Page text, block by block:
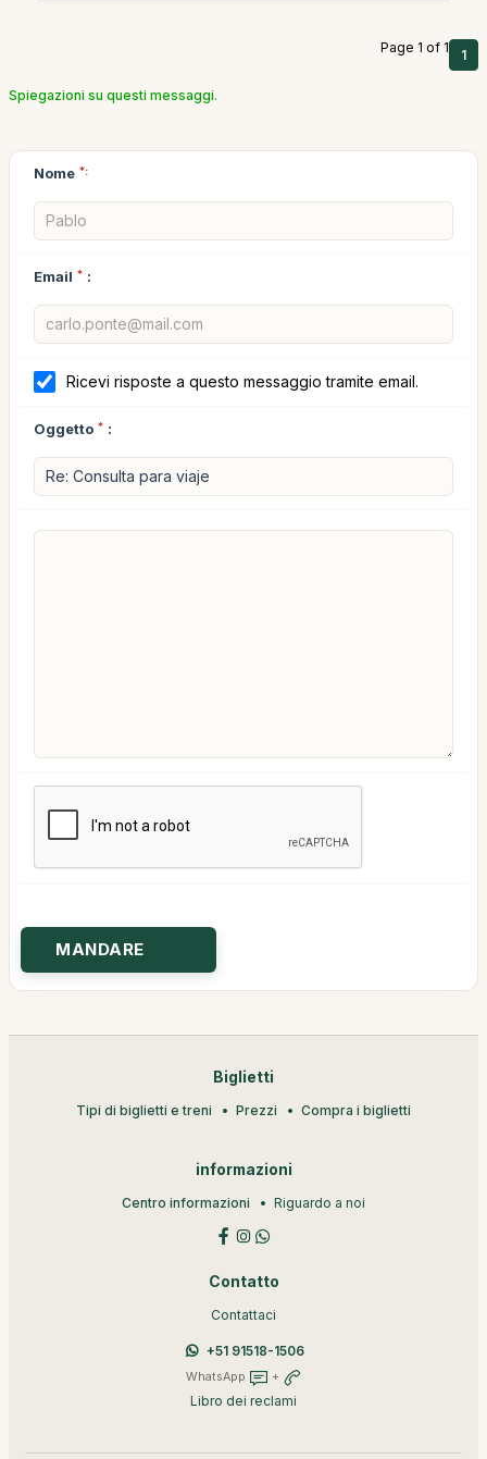
Page 1 of 1 1
Spiegazioni su questi messaggi.
Nome *:
Email * :
Ricevi risposte a questo messaggio tramite email.
Oggetto * :
Biglietti
Tipi di biglietti e treni Prezzi Compra i biglietti
informazioni
Centro informazioni Riguardo a noi
Contatto
Contattaci
+51 91518-1506
WhatsApp +
Libro dei reclami